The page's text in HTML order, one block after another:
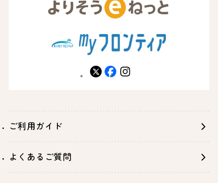
X facebookinstagram
ご利用ガイド
よくあるご質問